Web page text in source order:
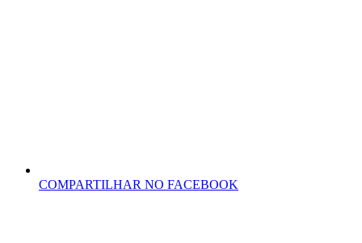
COMPARTILHAR NO FACEBOOK